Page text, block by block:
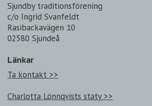
Sjundby traditionsförening
c/o Ingrid Svanfeldt
Rasibackavägen 10
02580 Sjundeå
Länkar
Ta kontakt >>
Charlotta Lönnqvists staty >>